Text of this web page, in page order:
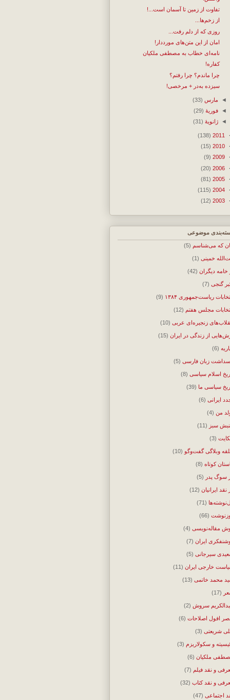
تفاوت از زمین تا آسمان است...!
از زخم‌ها...
روزی که از دلم رفت...
امان از این متن‌های مورددار!
نامه‌ای خطاب به مصطفی ملکیان
کفاره!
چرا ماندم؟ چرا رفتم؟
سیزده به‌در + مرخصی!
◄ مارس (33)
◄فوریهٔ (29)
◄ژانویهٔ (31)
2011
(138)
2010
(15)
2009
(9)
2006
(20)
2005
(81)
2004
(115)
2003
(12)
موضوعی
که می‌شناسم (5)
خمینی (1)
خامه دیگران (42)
گنجی (7)
ریاست‌جمهوری ۱۳۸۴ (9)
مجلس هفتم (12)
زنجیره‌ای عربی (10)
از زندگی در ایران (15)
(6)
زبان فارسی (5)
اسلام سیاسی (8)
سیاسی ما (39)
ایرانی (6)
من (4)
سبز (11)
(3)
وبلاگی گفت‌وگو (10)
کوتاه (8)
سوگ پدر (5)
نقد ایرانیان (12)
(71)
(66)
مقاله‌نویسی (4)
ایران (7)
سیرجانی (5)
خارجی ایران (11)
محمد خاتمی (13)
(17)
سروش (2)
افول اصلاحات (6)
شریعتی (3)
و سکولاریزم (3)
ملکیان (6)
و نقد فیلم (7)
و نقد کتاب (32)
اجتماعی (47)